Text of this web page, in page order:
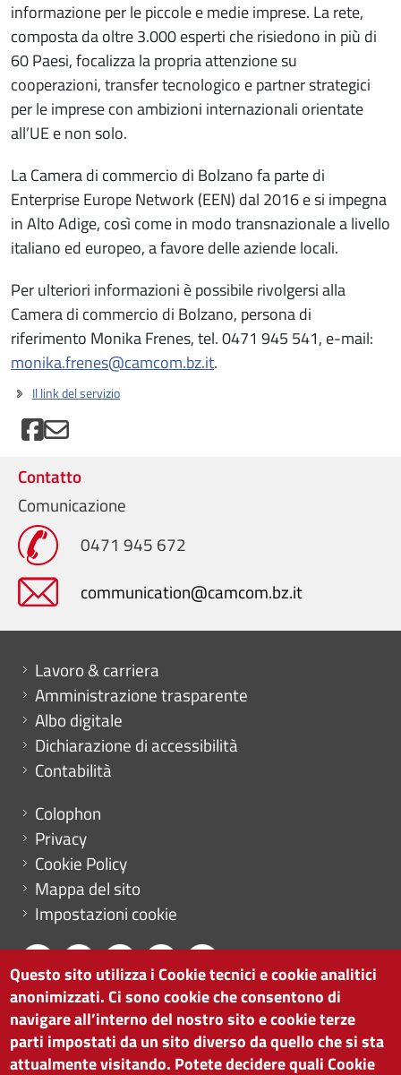
informazione per le piccole e medie imprese. La rete,
composta da oltre 3.000 esperti che risiedono in più di
60 Paesi, focalizza la propria attenzione su
cooperazioni, transfer tecnologico e partner strategici
per le imprese con ambizioni internazionali orientate
all’UE e non solo.
La Camera di commercio di Bolzano fa parte di
Enterprise Europe Network (EEN) dal 2016 e si impegna
in Alto Adige, così come in modo transnazionale a livello
italiano ed europeo, a favore delle aziende locali.
Per ulteriori informazioni è possibile rivolgersi alla
Camera di commercio di Bolzano, persona di
riferimento Monika Frenes, tel. 0471 945 541, e-mail:
monika.frenes@camcom.bz.it.
Il link del servizio
Contatto
Comunicazione
0471 945 672
communication@camcom.bz.it
Mini menu di servizio
Lavoro & carriera
Amministrazione trasparente
Albo digitale
Dichiarazione di accessibilità
Contabilità
Menu footer
Colophon
Privacy
Cookie Policy
Mappa del sito
Impostazioni cookie
CAMERA DI COMMERCIO DI BOLZANO
via Alto Adige 60 | I-39100 Bolzano
tel. 0471 945 511 |info@camcom.bz.it
Questo sito utilizza i Cookie tecnici e cookie analitici
anonimizzati. Ci sono cookie che consentono di
navigare all’interno del nostro sito e cookie terze
parti impostati da un sito diverso da quello che si sta
attualmente visitando. Potete decidere quali Cookie